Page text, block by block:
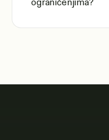
ograničenjima?